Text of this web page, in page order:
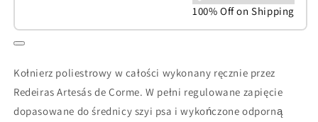
100% Off on Shipping
Kołnierz poliestrowy w całości wykonany ręcznie przez
Redeiras Artesás de Corme. W pełni regulowane zapięcie
dopasowane do średnicy szyi psa i wykończone odporną